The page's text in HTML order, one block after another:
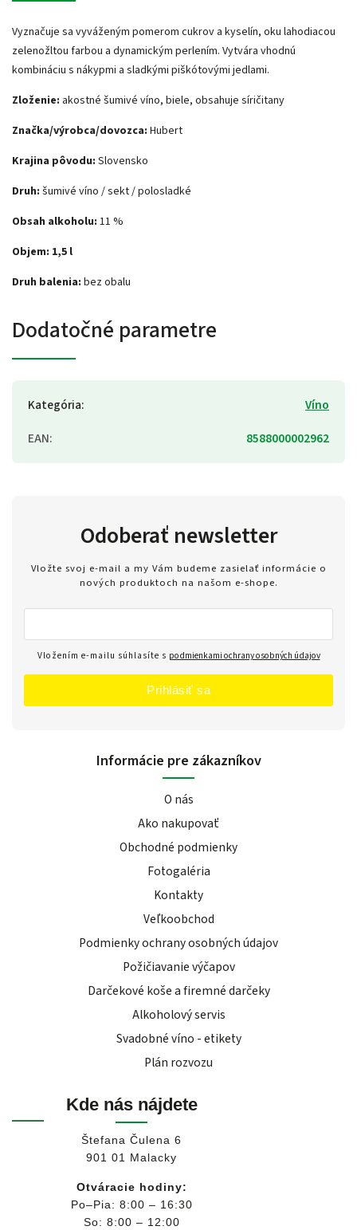
Vyznačuje sa vyváženým pomerom cukrov a kyselín, oku lahodiacou
zelenožltou farbou a dynamickým perlením. Vytvára vhodnú
kombináciu s nákypmi a sladkými piškótovými jedlami.
Zloženie: akostné šumivé víno, biele, obsahuje síričitany
Značka/výrobca/dovozca: Hubert
Krajina pôvodu: Slovensko
Druh: šumivé víno / sekt / polosladké
Obsah alkoholu: 11 %
Objem: 1,5 l
Druh balenia: bez obalu
Dodatočné parametre
Kategória:
Víno
EAN: 8588000002962
Odoberať newsletter
Vložte svoj e-mail a my Vám budeme zasielať informácie o
nových produktoch na našom e-shope.
Vložením e-mailu súhlasíte s podmienkami ochrany osobných údajov
Prihlásiť sa
Informácie pre zákazníkov
O nás
Ako nakupovať
Obchodné podmienky
Fotogaléria
Kontakty
Veľkoobchod
Podmienky ochrany osobných údajov
Požičiavanie výčapov
Darčekové koše a firemné darčeky
Alkoholový servis
Svadobné víno - etikety
Plán rozvozu
Kde nás nájdete
Štefana Čulena 6
901 01 Malacky
Otváracie hodiny:
Po–Pia: 8:00 – 16:30
So: 8:00 – 12:00